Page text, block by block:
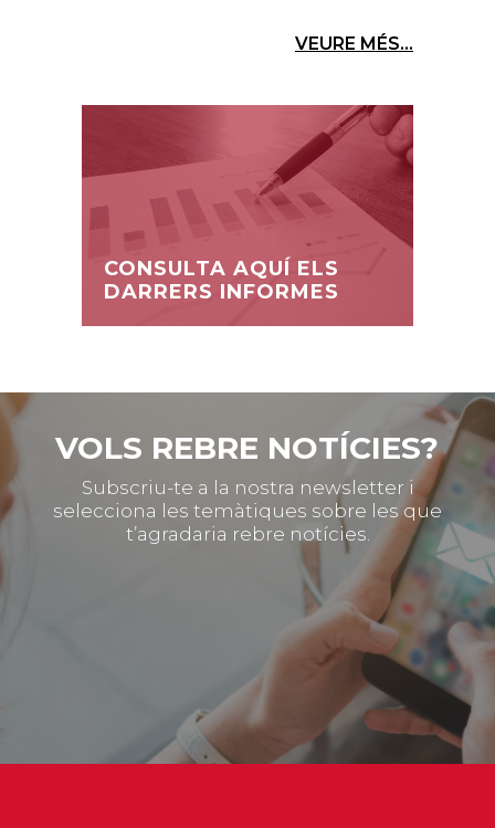
VEURE MÉS...
CONSULTA AQUÍ ELS
DARRERS INFORMES
VOLS REBRE NOTÍCIES?
Subscriu-te a la nostra newsletter i
selecciona les temàtiques sobre les que
t’agradaria rebre notícies.